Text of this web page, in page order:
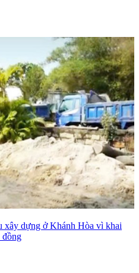
xây dựng ở Khánh Hòa vì khai
đồng